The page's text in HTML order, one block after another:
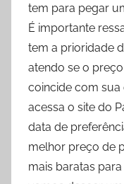
tem para pegar
É importante
tem a prioridade
atendo se o
coincide com sua
acessa o site do
data de
melhor preço de
mais baratas